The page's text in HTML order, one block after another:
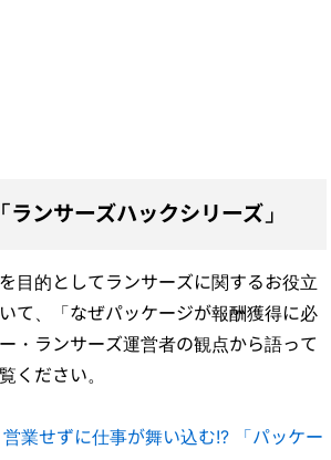
ンサーズハックシリーズ」
目的としてランサーズに関するお役立
て、「なぜパッケージが報酬獲得に必
・ランサーズ運営者の観点から語って
ください。
業せずに仕事が舞い込む!? 「パッケー